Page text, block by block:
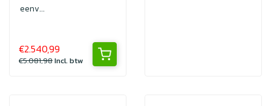
eenv...
€2.540,99
€5.081,98Incl. btw